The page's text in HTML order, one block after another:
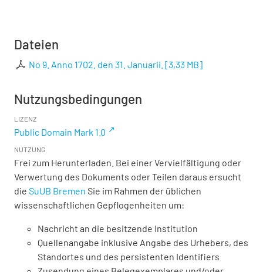
Dateien
No 9. Anno 1702. den 31. Januarii. [3,33 MB]
Nutzungsbedingungen
LIZENZ
Public Domain Mark 1.0
NUTZUNG
Frei zum Herunterladen. Bei einer Vervielfältigung oder
Verwertung des Dokuments oder Teilen daraus ersucht
die SuUB Bremen Sie im Rahmen der üblichen
wissenschaftlichen Gepflogenheiten um:
Nachricht an die besitzende Institution
Quellenangabe inklusive Angabe des Urhebers, des
Standortes und des persistenten Identifiers